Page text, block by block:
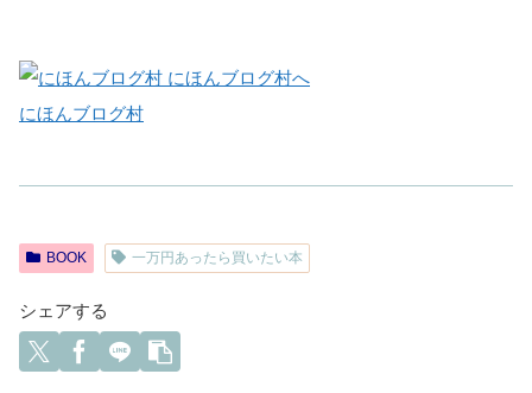
にほんブログ村
BOOK 一万円あったら買いたい本
シェアする